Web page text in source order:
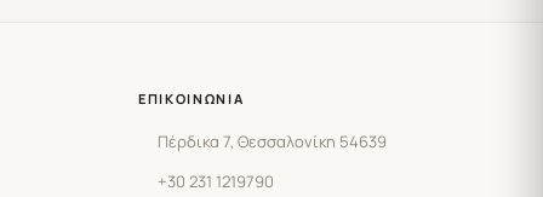
ΕΠΙΚΟΙΝΩΝΊΑ
Πέρδικα 7, Θεσσαλονίκη 54639
+30 231 1219790